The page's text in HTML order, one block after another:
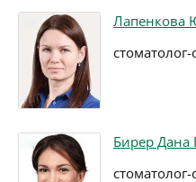
Лапенкова
Бирер Дана